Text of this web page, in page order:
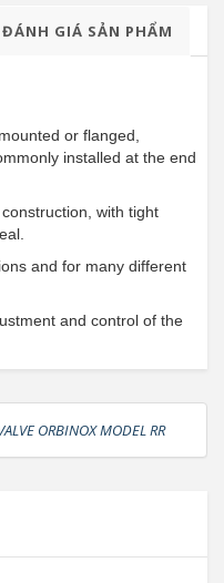
ĐÁNH GIÁ SẢN PHẨM
or flanged,
installed at the end
with tight
and for many different
and control of the
ORBINOX MODEL RR